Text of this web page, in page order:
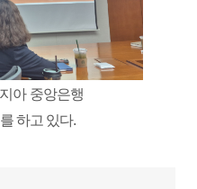
아 중앙은행
하고 있다.